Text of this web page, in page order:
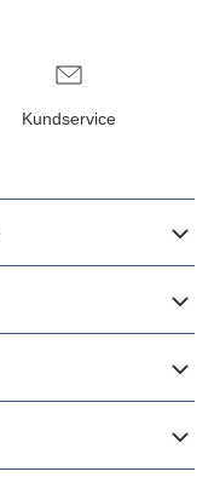
Kundservice